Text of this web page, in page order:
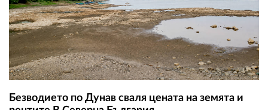
Безводието по Дунав сваля цената на земята и